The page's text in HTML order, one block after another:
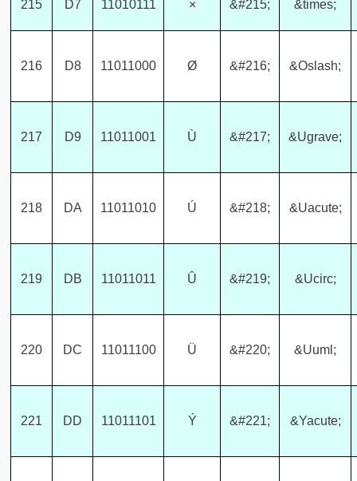
215 D7 11010111 × &#215; &times;
216 D8 11011000 Ø &#216; &Oslash;
217 D9 11011001 Ù &#217; &Ugrave;
218 DA 11011010 Ú &#218; &Uacute;
219 DB 11011011 Û &#219; &Ucirc;
220 DC 11011100 Ü &#220; &Uuml;
221 DD 11011101 Ý &#221; &Yacute;